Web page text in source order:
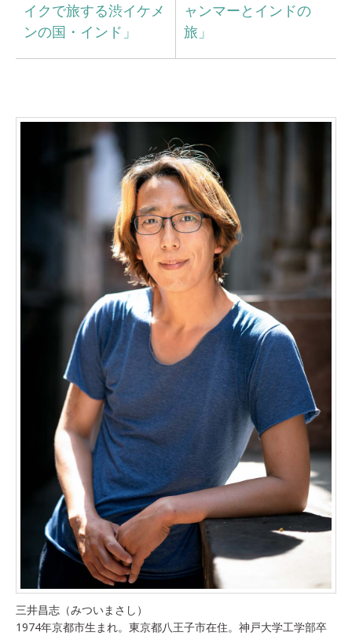
イクで旅する渋イケメ
ンの国・インド」
ャンマーとインドの
旅」
三井昌志（みついまさし）
1974年京都市生まれ。東京都八王子市在住。神戸大学工学部卒